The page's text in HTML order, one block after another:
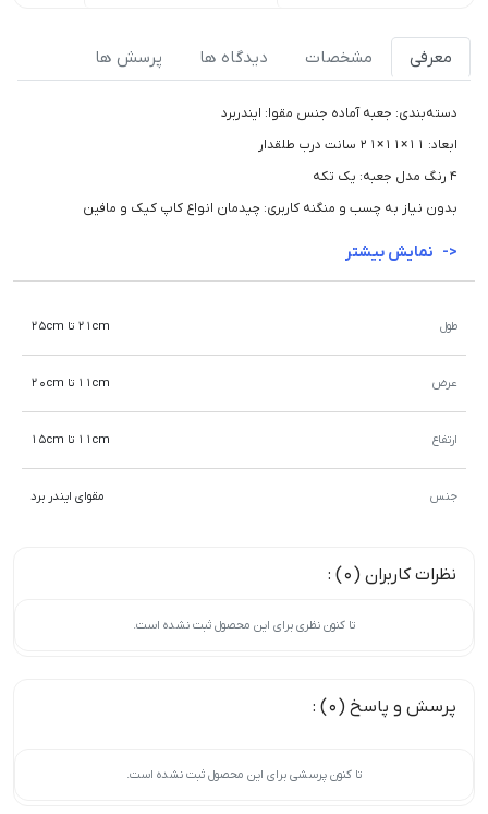
معرفی مشخصات دیدگاه ها پرسش ها
دسته‌بندی: جعبه آماده جنس مقوا: ایندربرد
ابعاد: 11×11×21 سانت درب طلقدار
4 رنگ مدل جعبه: یک تکه
بدون نیاز به چسب و منگنه کاربری: چیدمان انواع کاپ کیک و مافین
طول 21cm تا 25cm
عرض 11cm تا 20cm
ارتفاع 11cm تا 15cm
جنس مقوای ایندر برد
نظرات کاربران (0) :
تا کنون نظری برای این محصول ثبت نشده است.
پرسش و پاسخ (0) :
تا کنون پرسشی برای این محصول ثبت نشده است.